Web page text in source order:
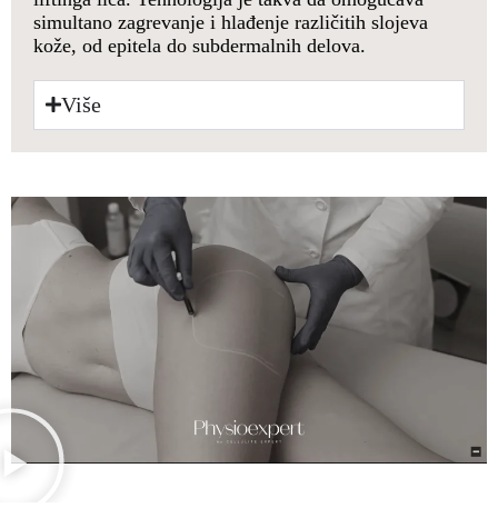
simultano zagrevanje i hlađenje različitih slojeva
kože, od epitela do subdermalnih delova.
Više